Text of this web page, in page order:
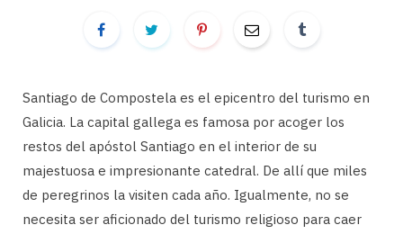
Santiago de Compostela es el epicentro del turismo en
Galicia. La capital gallega es famosa por acoger los
restos del apóstol Santiago en el interior de su
majestuosa e impresionante catedral. De allí que miles
de peregrinos la visiten cada año. Igualmente, no se
necesita ser aficionado del turismo religioso para caer